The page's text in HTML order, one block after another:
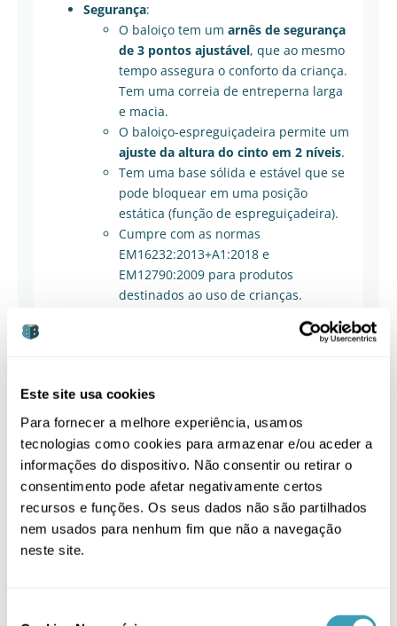
Este site usa cookies
Para fornecer a melhore experiência, usamos
tecnologias como cookies para armazenar e/ou aceder a
informações do dispositivo. Não consentir ou retirar o
consentimento pode afetar negativamente certos
recursos e funções. Os seus dados não são partilhados
nem usados para nenhum fim que não a navegação
neste site.
Segurança:
O baloiço tem um arnês de segurança
de 3 pontos ajustável, que ao mesmo
tempo assegura o conforto da criança.
Tem uma correia de entreperna larga
e macia.
O baloiço-espreguiçadeira permite um
ajuste da altura do cinto em 2 níveis.
Tem uma base sólida e estável que se
pode bloquear em uma posição
estática (função de espreguiçadeira).
Cumpre com as normas
EM16232:2013+A1:2018 e
EM12790:2009 para produtos
destinados ao uso de crianças.
Balança suavemente o bebé de lado a
movimentos de adiante para atrás. No
baloiço sente-se como nos braços da
mãe.
O pequeno tem as suas canções
preferidas? Agora, graças à tecnologia
no painel de controlo, facilmente
ligarás o teu telemóvel
espreguiçadeira (
Bluetooth ou USB
ajustável
, o que aumenta ainda mais